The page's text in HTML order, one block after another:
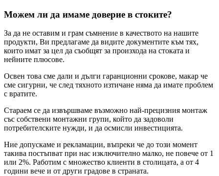
Можем ли да имаме доверие в стоките?
За да не оставим и грам съмнение в качеството на нашите
продукти, Ви предлагаме да видите документите към тях,
които имат за цел да съобщят за произхода на стоката и
нейните плюсове.
Освен това сме дали и дълги гаранционни срокове, макар че
сме сигурни, че след тяхното изтичане няма да имате проблем
с вратите.
Стараем се да извършваме възможно най-прецизния монтаж
със собствени монтажни групи, който да задоволи
потребителските нужди, и да осмисли инвестицията.
Ние допускаме и рекламации, въпреки че до този момент
такива постъпват при нас изключително малко, не повече от 1
или 2%. Работим с множество клиенти в столицата, а от 4
години вече и от други градове в страната.